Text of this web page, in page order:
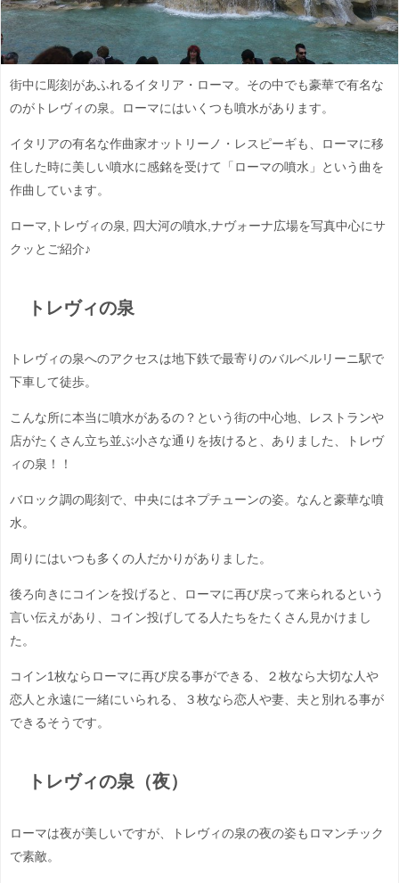
街中に彫刻があふれるイタリア・ローマ。その中でも豪華で有名な
のがトレヴィの泉。ローマにはいくつも噴水があります。
イタリアの有名な作曲家オットリーノ・レスピーギも、ローマに移
住した時に美しい噴水に感銘を受けて「ローマの噴水」という曲を
作曲しています。
ローマ,トレヴィの泉, 四大河の噴水,ナヴォーナ広場を写真中心にサ
クッとご紹介♪
トレヴィの泉
トレヴィの泉へのアクセスは地下鉄で最寄りのバルベルリーニ駅で
下車して徒歩。
こんな所に本当に噴水があるの？という街の中心地、レストランや
店がたくさん立ち並ぶ小さな通りを抜けると、ありました、トレヴ
ィの泉！！
バロック調の彫刻で、中央にはネプチューンの姿。なんと豪華な噴
水。
周りにはいつも多くの人だかりがありました。
後ろ向きにコインを投げると、ローマに再び戻って来られるという
言い伝えがあり、コイン投げしてる人たちをたくさん見かけまし
た。
コイン1枚ならローマに再び戻る事ができる、２枚なら大切な人や
恋人と永遠に一緒にいられる、３枚なら恋人や妻、夫と別れる事が
できるそうです。
トレヴィの泉（夜）
ローマは夜が美しいですが、トレヴィの泉の夜の姿もロマンチック
で素敵。